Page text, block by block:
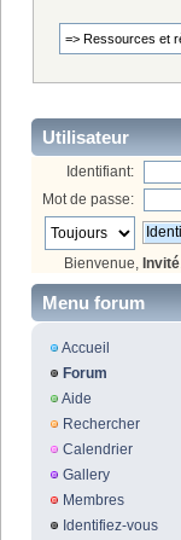
Utilisateur
Identifiant:
Mot de passe:
Bienvenue, Invité
Menu forum
Accueil
Forum
Aide
Rechercher
Calendrier
Gallery
Membres
Identifiez-vous